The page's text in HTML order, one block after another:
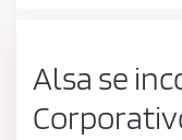
Alsa se